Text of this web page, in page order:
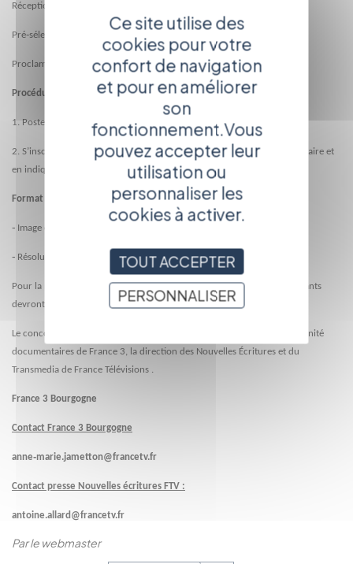
Réception des films jusqu’au 15 février 2015
Pré‐sélection des films jusqu’au 15 mai 2015
Proclamation des résultats le 8 juin
Procédure d’inscription
1. Poster sa vidéo sur Youtube
2. S’inscrire sur le site www.filmetonquartier.fr en remplissant le formulaire et
en indiquant l’URL de sa vidéo Youtube.
Format des vidéos
‐ Image en 16/ 9, 25 images entrelacées PAL (25 1 PAL)
‐ Résolution des images : 1920 X 1080 EN HO OU 720 X 576 EN SD
Pour la mise en ligne de leur vidéo sur le site youtube.com, les participants
devront privilégier l’encodage H.264
Le concours des documentaires courts, avec avec le réseau régional, l’unité
documentaires de France 3, la direction des Nouvelles Écritures et du
Transmedia de France Télévisions .
France 3 Bourgogne
Contact France 3 Bourgogne
anne‐marie.jametton@francetv.fr
Contact presse Nouvelles écritures FTV :
antoine.allard@francetv.fr
Par le webmaster
Ce site utilise des
cookies pour votre
confort de navigation
et pour en améliorer
son
fonctionnement.Vous
pouvez accepter leur
utilisation ou
personnaliser les
cookies à activer.
TOUT ACCEPTER
PERSONNALISER